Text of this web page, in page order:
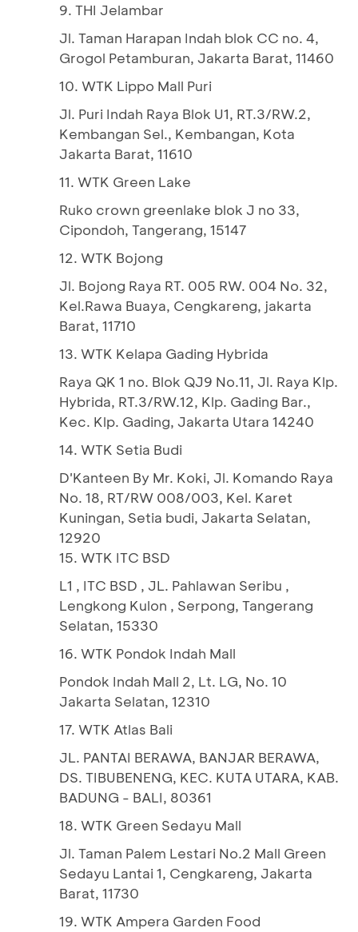
9. THI Jelambar
Jl. Taman Harapan Indah blok CC no. 4,
Grogol Petamburan, Jakarta Barat, 11460
10. WTK Lippo Mall Puri
Jl. Puri Indah Raya Blok U1, RT.3/RW.2,
Kembangan Sel., Kembangan, Kota
Jakarta Barat, 11610
11. WTK Green Lake
Ruko crown greenlake blok J no 33,
Cipondoh, Tangerang, 15147
12. WTK Bojong
Jl. Bojong Raya RT. 005 RW. 004 No. 32,
Kel.Rawa Buaya, Cengkareng, jakarta
Barat, 11710
13. WTK Kelapa Gading Hybrida
Raya QK 1 no. Blok QJ9 No.11, Jl. Raya Klp.
Hybrida, RT.3/RW.12, Klp. Gading Bar.,
Kec. Klp. Gading, Jakarta Utara 14240
14. WTK Setia Budi
D'Kanteen By Mr. Koki, Jl. Komando Raya
No. 18, RT/RW 008/003, Kel. Karet
Kuningan, Setia budi, Jakarta Selatan,
12920
15. WTK ITC BSD
L1 , ITC BSD , JL. Pahlawan Seribu ,
Lengkong Kulon , Serpong, Tangerang
Selatan, 15330
16. WTK Pondok Indah Mall
Pondok Indah Mall 2, Lt. LG, No. 10
Jakarta Selatan, 12310
17. WTK Atlas Bali
JL. PANTAI BERAWA, BANJAR BERAWA,
DS. TIBUBENENG, KEC. KUTA UTARA, KAB.
BADUNG - BALI, 80361
18. WTK Green Sedayu Mall
Jl. Taman Palem Lestari No.2 Mall Green
Sedayu Lantai 1, Cengkareng, Jakarta
Barat, 11730
19. WTK Ampera Garden Food